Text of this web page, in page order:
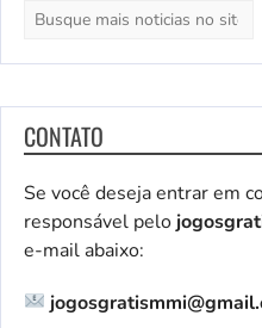
CONTATO
Se você deseja entrar em
responsável pelo
e-mail abaixo: